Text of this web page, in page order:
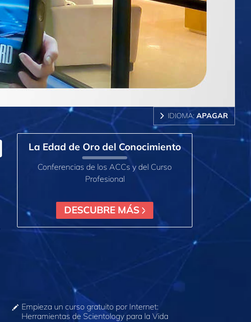
IDIOMA: APAGAR
La Edad de Oro del Conocimiento
Conferencias de los ACCs y del Curso
Profesional
DESCUBRE MÁS
Empieza un curso gratuito por Internet:
Herramientas de Scientology para la Vida